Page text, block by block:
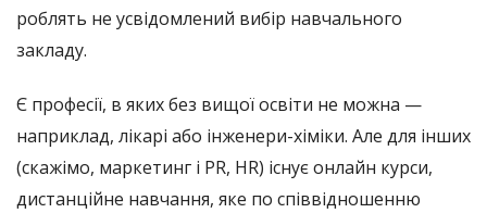
роблять не усвідомлений вибір навчального
закладу.
Є професії, в яких без вищої освіти не можна —
наприклад, лікарі або інженери-хіміки. Але для інших
(скажімо, маркетинг і PR, HR) існує онлайн курси,
дистанційне навчання, яке по співвідношенню